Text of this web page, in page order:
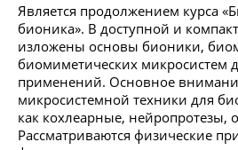
Является продолжением курса
бионика». В доступной и
изложены основы бионики,
биомиметических микросистем
применений. Основное
микросистемной техники для
как кохлеарные, нейропротезы,
Рассматриваются физические